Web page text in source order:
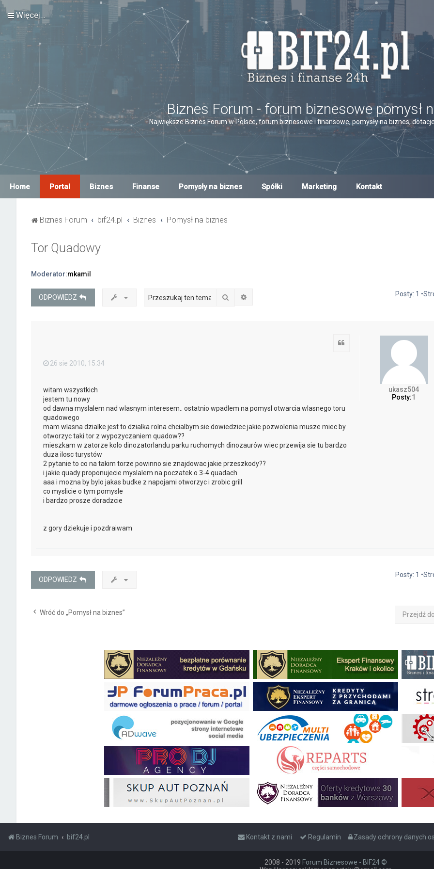
Więcej…
Biznes Forum - forum biznesowe pomysł
Największe Biznes Forum w Polsce, forum biznesowe i finansowe, pomysły na biznes,
Home Portal Biznes Finanse Pomysły na biznes Spółki Marketing Kontakt
Biznes Forum bif24.pl Biznes Pomysł na biznes
Tor Quadowy
Moderator:mkamil
ODPOWIEDZ Szukaj Posty: 1
ukasz504
Posty:1
26 sie 2010, 15:34
witam wszystkich
jestem tu nowy
od dawna myslalem nad wlasnym interesem.. ostatnio wpadlem na pomysl otwarcia wlasnego toru
quadowego
mam wlasna dzialke jest to dzialka rolna chcialbym sie dowiedziec jakie pozwolenia musze miec by
otworzyc taki tor z wypozyczaniem quadow??
mieszkam w zatorze kolo dinozatorlandu parku ruchomych dinozaurów wiec przewija sie tu bardzo
duza ilosc turystów
2 pytanie to co na takim torze powinno sie znajdowac jakie przeszkody??
i jakie quady proponujecie myslalem na poczatek o 3-4 quadach
aaa i mozna by bylo jakas budke z napojami otworzyc i zrobic grill
co myslicie o tym pomysle
i bardzo prosze doradzcie
z gory dziekuje i pozdraiwam
ODPOWIEDZ
Posty: 1
Wróć do „Pomysł na biznes” Przejdź do
Biznes Forum bif24.pl Zasady ochrony danych
Regulamin
Kontakt z nami
2008 - 2019 Forum Biznesowe - BIF24 ©